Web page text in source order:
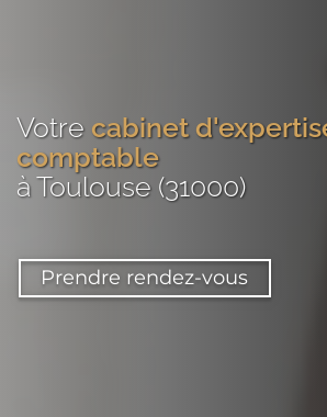
Votre cabinet
comptable
à Toulouse (31000)
Prendre rendez-vous